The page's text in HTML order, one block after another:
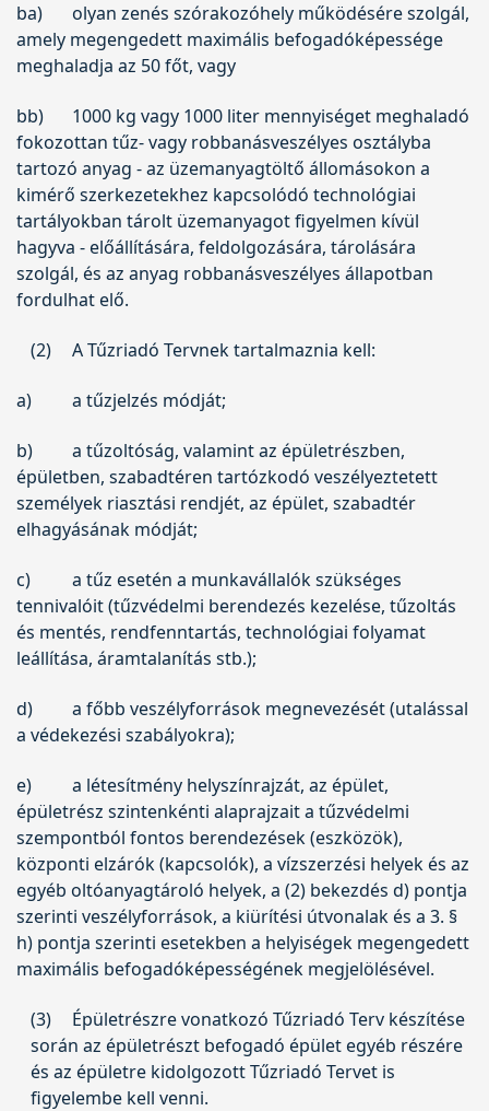
ba)
olyan zenés szórakozóhely működésére szolgál,
amely megengedett maximális befogadóképessége
meghaladja az 50 főt, vagy
bb)
1000 kg vagy 1000 liter mennyiséget meghaladó
fokozottan tűz- vagy robbanásveszélyes osztályba
tartozó anyag - az üzemanyagtöltő állomásokon a
kimérő szerkezetekhez kapcsolódó technológiai
tartályokban tárolt üzemanyagot figyelmen kívül
hagyva - előállítására, feldolgozására, tárolására
szolgál, és az anyag robbanásveszélyes állapotban
fordulhat elő.
(2) A Tűzriadó Tervnek tartalmaznia kell:
a) a tűzjelzés módját;
b)
a tűzoltóság, valamint az épületrészben,
épületben, szabadtéren tartózkodó veszélyeztetett
személyek riasztási rendjét, az épület, szabadtér
elhagyásának módját;
c)
a tűz esetén a munkavállalók szükséges
tennivalóit (tűzvédelmi berendezés kezelése, tűzoltás
és mentés, rendfenntartás, technológiai folyamat
leállítása, áramtalanítás stb.);
d)
a főbb veszélyforrások megnevezését (utalással
a védekezési szabályokra);
e)
a létesítmény helyszínrajzát, az épület,
épületrész szintenkénti alaprajzait a tűzvédelmi
szempontból fontos berendezések (eszközök),
központi elzárók (kapcsolók), a vízszerzési helyek és az
egyéb oltóanyagtároló helyek, a (2) bekezdés d) pontja
szerinti veszélyforrások, a kiürítési útvonalak és a 3. §
h) pontja szerinti esetekben a helyiségek megengedett
maximális befogadóképességének megjelölésével.
(3)
Épületrészre vonatkozó Tűzriadó Terv készítése
során az épületrészt befogadó épület egyéb részére
és az épületre kidolgozott Tűzriadó Tervet is
figyelembe kell venni.